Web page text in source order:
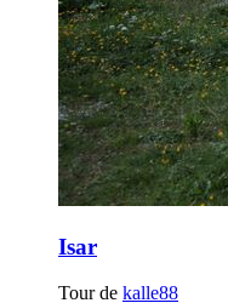
Isar
Tour de kalle88